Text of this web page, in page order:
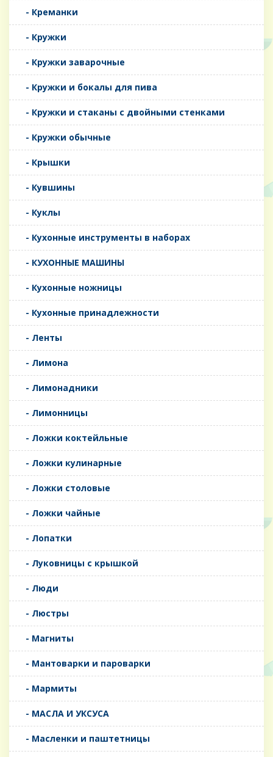
- Креманки
- Кружки
- Кружки заварочные
- Кружки и бокалы для пива
- Кружки и стаканы с двойными стенками
- Кружки обычные
- Крышки
- Кувшины
- Куклы
- Кухонные инструменты в наборах
- КУХОННЫЕ МАШИНЫ
- Кухонные ножницы
- Кухонные принадлежности
- Ленты
- Лимона
- Лимонадники
- Лимонницы
- Ложки коктейльные
- Ложки кулинарные
- Ложки столовые
- Ложки чайные
- Лопатки
- Луковницы с крышкой
- Люди
- Люстры
- Магниты
- Мантоварки и пароварки
- Мармиты
- МАСЛА И УКСУСА
- Масленки и паштетницы